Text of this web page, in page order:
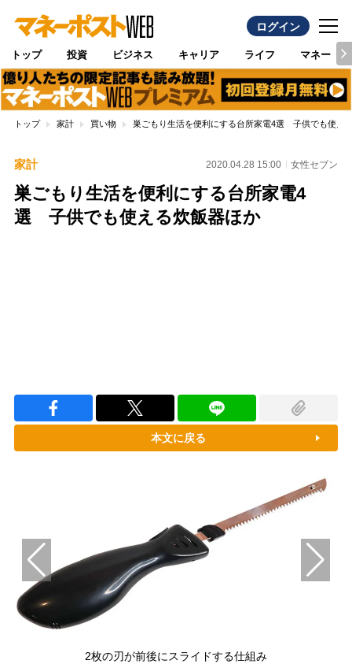
ログイン
トップ 投資 ビジネス キャリア ライフ マネー
トップ 家計 買い物 巣ごもり生活を便利にする台所家電4選 子供でも使え
家計 2020.04.28 15:00 女性セブン
巣ごもり生活を便利にする台所家電4
選 子供でも使える炊飯器ほか
本文に戻る
2枚の刃が前後にスライドする仕組み